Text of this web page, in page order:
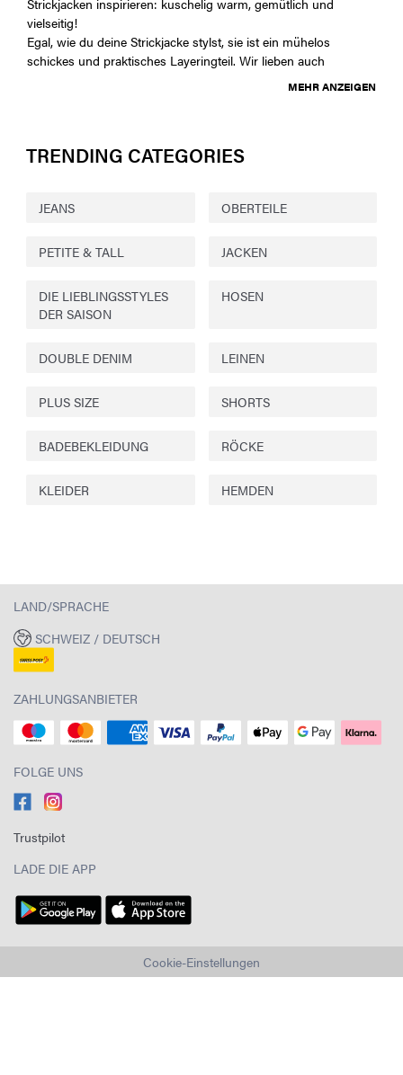
vielseitig!
Egal, wie du deine Strickjacke stylst, sie ist ein mühelos
schickes und praktisches Layeringteil. Wir lieben auch
MEHR ANZEIGEN
TRENDING CATEGORIES
JEANS OBERTEILE
PETITE & TALL JACKEN
DIE LIEBLINGSSTYLES
DER SAISON
HOSEN
DOUBLE DENIM LEINEN
PLUS SIZE SHORTS
BADEBEKLEIDUNG RÖCKE
KLEIDER HEMDEN
LAND/SPRACHE
SCHWEIZ / DEUTSCH
ZAHLUNGSANBIETER
FOLGE UNS
Trustpilot
LADE DIE APP
Cookie-Einstellungen